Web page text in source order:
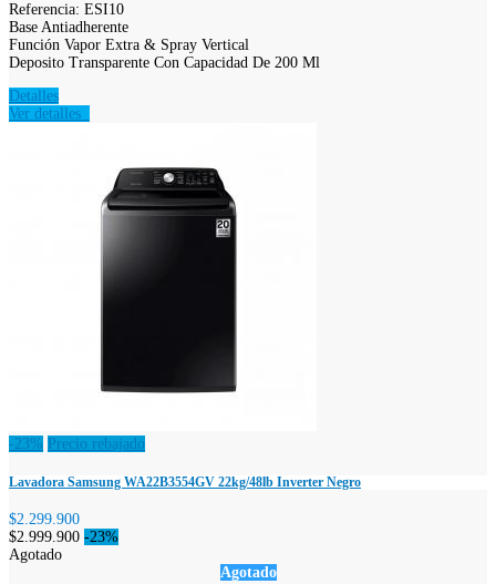
Referencia: ESI10
Base Antiadherente
Función Vapor Extra & Spray Vertical
Deposito Transparente Con Capacidad De 200 Ml
Detalles
Ver detalles
-23% Precio rebajado
Lavadora Samsung WA22B3554GV 22kg/48lb Inverter Negro
$2.299.900
$2.999.900 -23%
Agotado
Agotado